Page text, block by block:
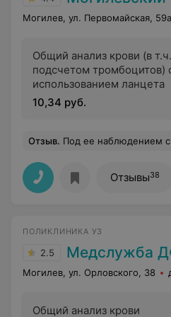
Могилев, ул. Первомайская, 59а
Общий анализ крови (в
подсчетом тромбоцитов)
использованием ланцета
10,34 руб.
Отзыв. Под ее наблюдением с июня 2024 года, очень
Отзывы38
ПОЛИКЛИНИКА УЗ
2.5 Медслужба
Могилев, ул. Орловского, 38
Общий анализ крови